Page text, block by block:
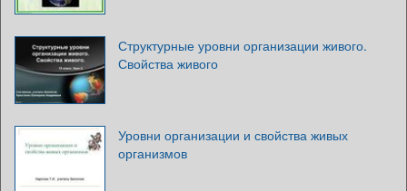
Структурные уровни организации живого.
Свойства живого
Уровни организации и свойства живых
организмов